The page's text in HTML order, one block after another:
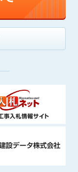
または転売のため
ものとします。
と判断した場合
変更(新規追加、